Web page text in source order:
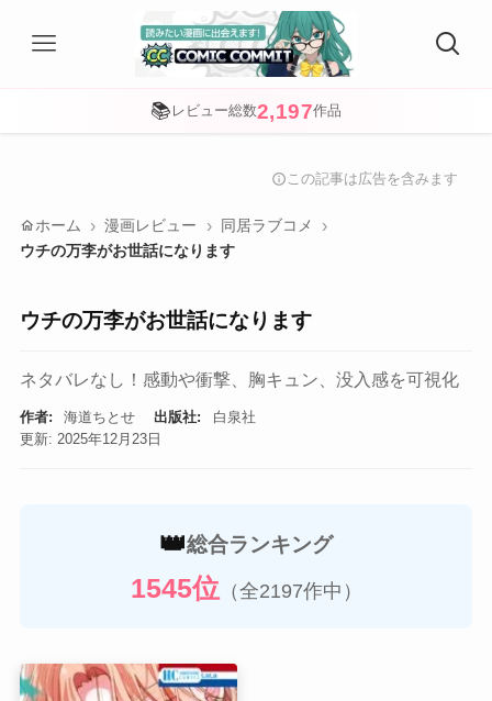
📚 レビュー総数2,197作品
info この記事は広告を含みます
home ホーム 漫画レビュー
同居ラブコメ
ウチの万李がお世話になります
ウチの万李がお世話になります
ネタバレなし！感動や衝撃、胸キュン、没入感を可視化
作者: 海道ちとせ 出版社:
白泉社
更新: 2025年12月23日
👑総合ランキング
1545位（全2197作中）